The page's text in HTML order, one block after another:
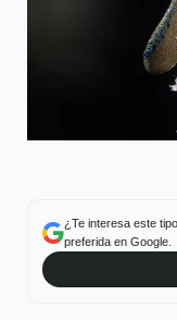
¿Te interesa este
preferida en Google.